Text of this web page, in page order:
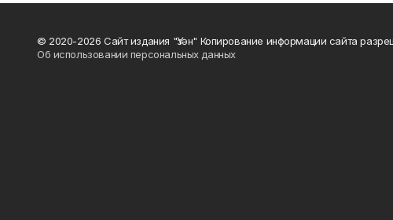
© 2020-2026 Сайт издания "Үзән" Копирование информации сайта
Об использовании персональных данных